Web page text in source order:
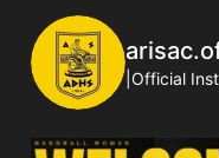
|Official